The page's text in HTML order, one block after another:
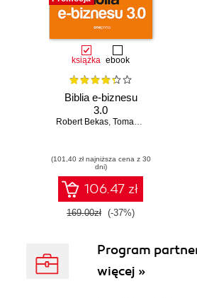
książka ebook
Biblia e-biznesu
3.0
Robert Bekas, Tomasz Burcon
(101,40 zł najniższa cena z 30
dni)
106.47 zł
169.00zł (-37%)
Program
więcej »